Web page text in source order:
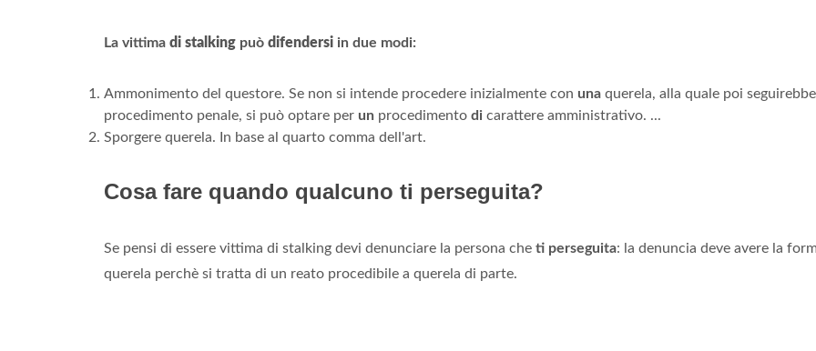
La vittima di stalking può difendersi in due modi:
Ammonimento del questore. Se non si intende procedere inizialmente con una querela, alla quale poi seguirebbe
procedimento penale, si può optare per un procedimento di carattere amministrativo. ...
Sporgere querela. In base al quarto comma dell'art.
Cosa fare quando qualcuno ti perseguita?
Se pensi di essere vittima di stalking devi denunciare la persona che ti perseguita: la denuncia deve avere la
querela perchè si tratta di un reato procedibile a querela di parte.